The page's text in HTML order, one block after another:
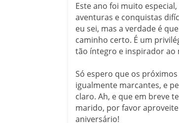
Este ano foi muito
aventuras e conquistas
eu sei, mas a verdade é
caminho certo. É um
tão íntegro e inspirador ao
Só espero que os
igualmente marcantes, e
claro. Ah, e que em breve
marido, por favor
aniversário!